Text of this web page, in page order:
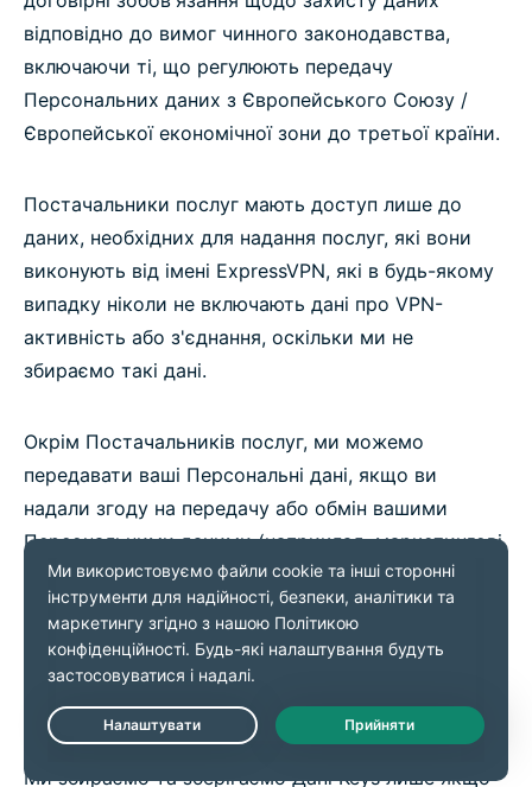
відповідно до вимог чинного законодавства,
включаючи ті, що регулюють передачу
Персональних даних з Європейського Союзу /
Європейської економічної зони до третьої країни.
Постачальники послуг мають доступ лише до
даних, необхідних для надання послуг, які вони
виконують від імені ExpressVPN, які в будь-якому
випадку ніколи не включають дані про VPN-
активність або з'єднання, оскільки ми не
збираємо такі дані.
Окрім Постачальників послуг, ми можемо
передавати ваші Персональні дані, якщо ви
надали згоду на передачу або обмін вашими
Персональними даними (наприклад, маркетингові
згоди або згода на отримання необов'язкових
додаткових послуг або функцій).
Дані Keys
Ми збираємо та зберігаємо Дані Keys лише якщо
Live Chat